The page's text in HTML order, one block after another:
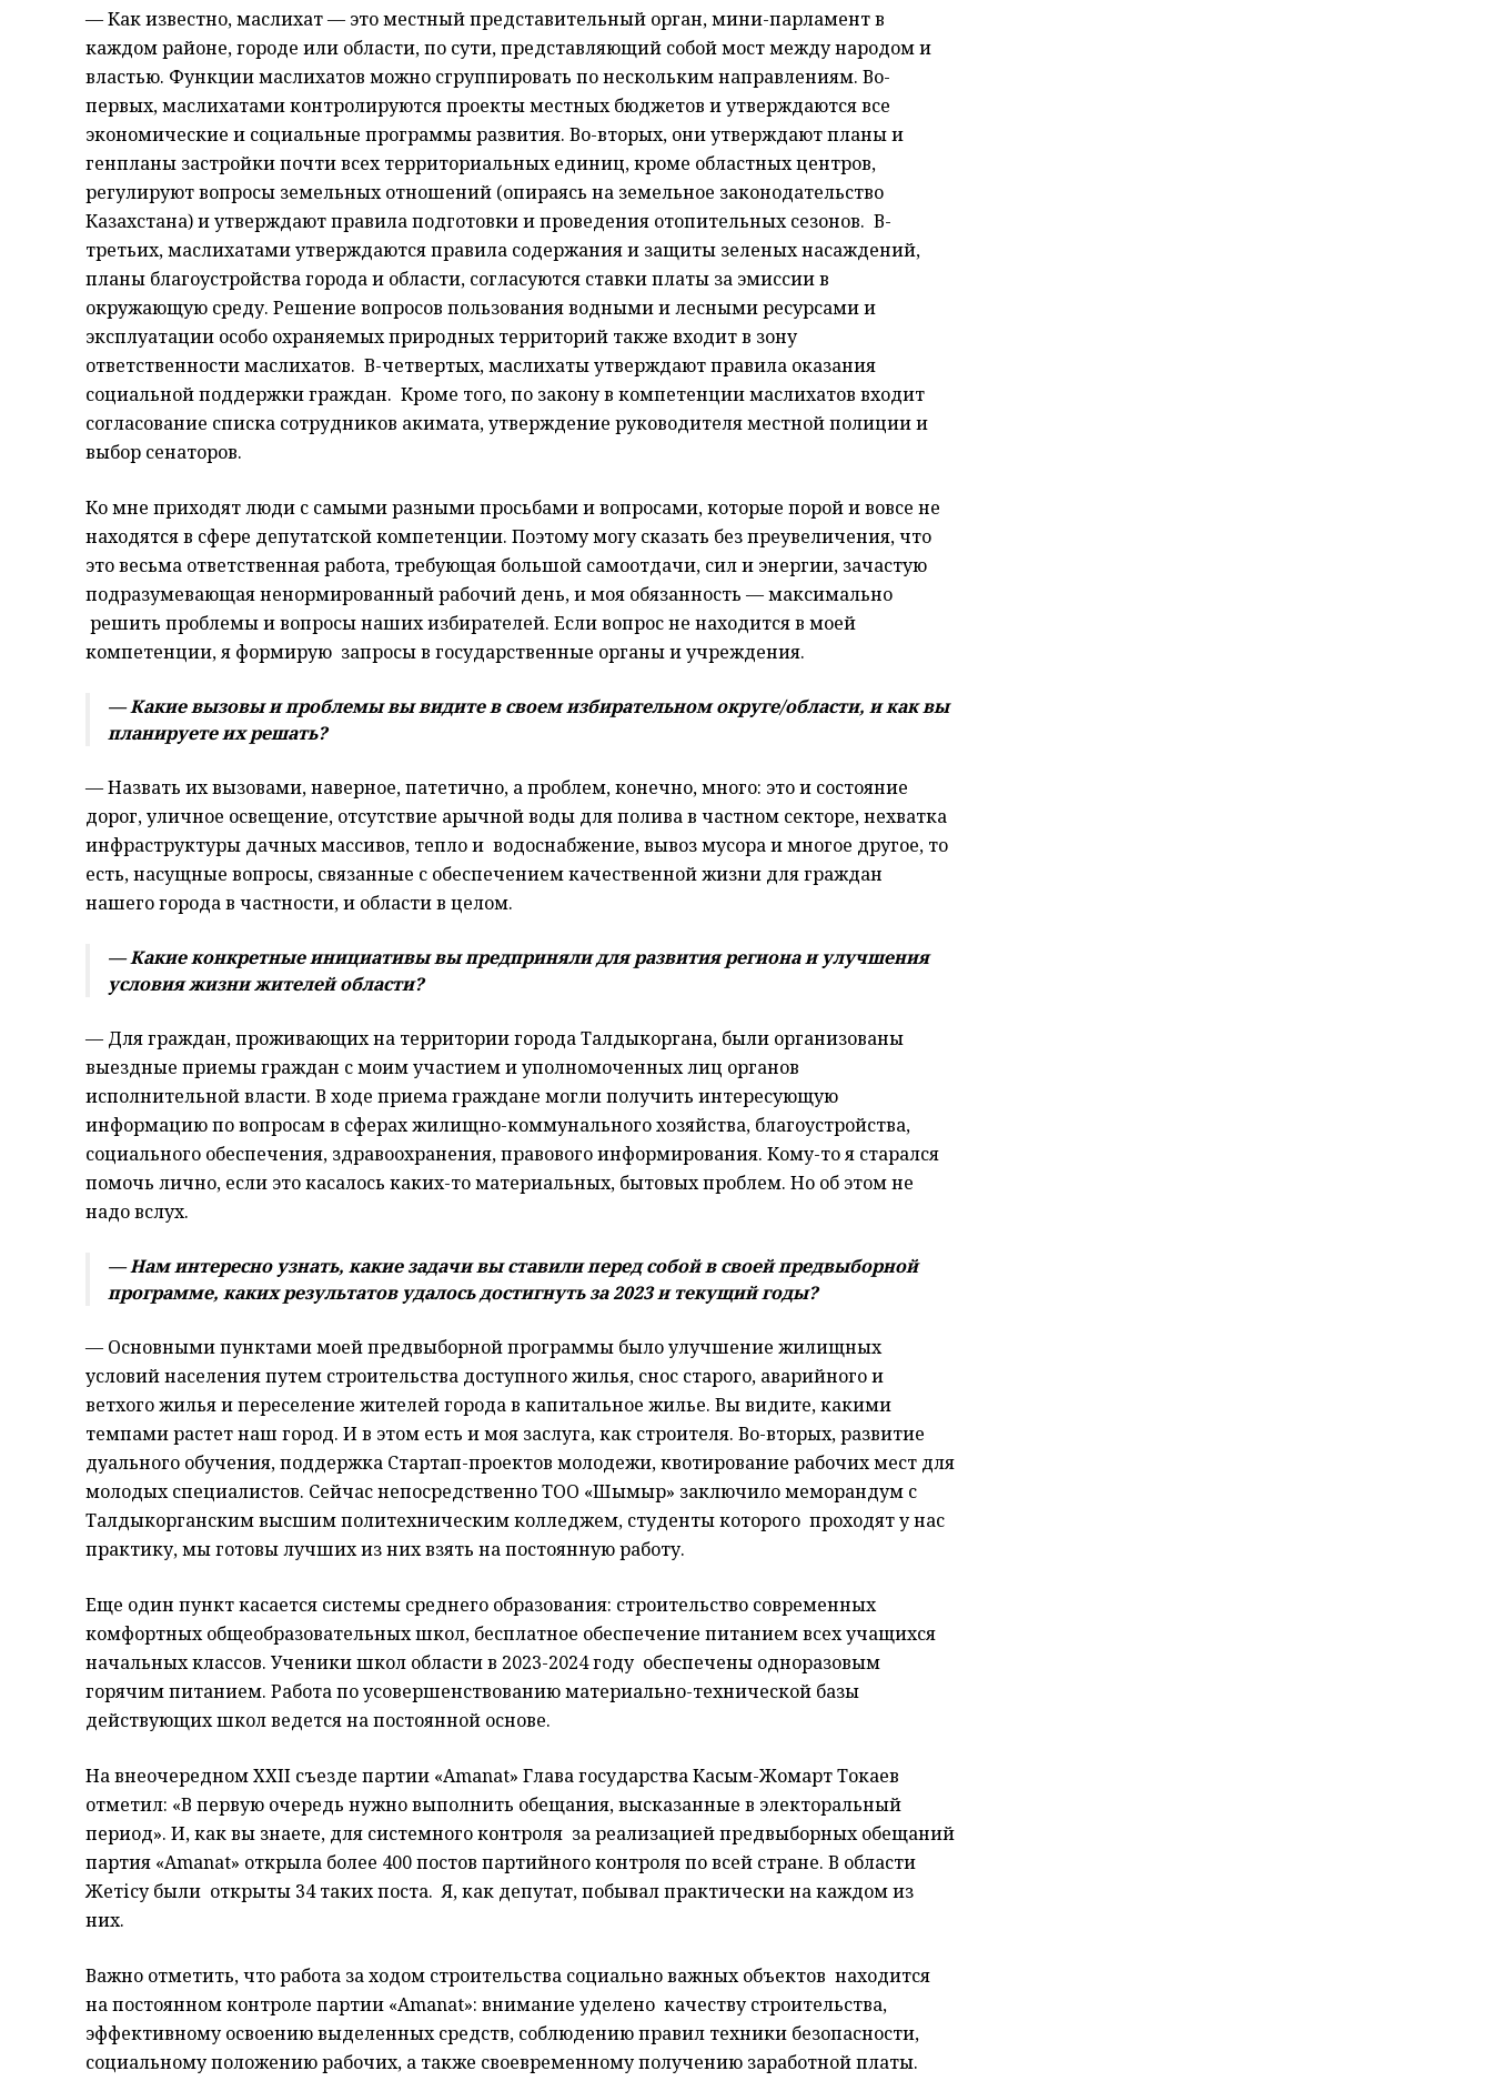
— Как известно, маслихат — это местный представительный орган, мини-парламент в
каждом районе, городе или области, по сути, представляющий собой мост между народом и
властью. Функции маслихатов можно сгруппировать по нескольким направлениям. Во-
первых, маслихатами контролируются проекты местных бюджетов и утверждаются все
экономические и социальные программы развития. Во-вторых, они утверждают планы и
генпланы застройки почти всех территориальных единиц, кроме областных центров,
регулируют вопросы земельных отношений (опираясь на земельное законодательство
Казахстана) и утверждают правила подготовки и проведения отопительных сезонов. В-
третьих, маслихатами утверждаются правила содержания и защиты зеленых насаждений,
планы благоустройства города и области, согласуются ставки платы за эмиссии в
окружающую среду. Решение вопросов пользования водными и лесными ресурсами и
эксплуатации особо охраняемых природных территорий также входит в зону
ответственности маслихатов. В-четвертых, маслихаты утверждают правила оказания
социальной поддержки граждан. Кроме того, по закону в компетенции маслихатов входит
согласование списка сотрудников акимата, утверждение руководителя местной полиции и
выбор сенаторов.
Ко мне приходят люди с самыми разными просьбами и вопросами, которые порой и вовсе не
находятся в сфере депутатской компетенции. Поэтому могу сказать без преувеличения, что
это весьма ответственная работа, требующая большой самоотдачи, сил и энергии, зачастую
подразумевающая ненормированный рабочий день, и моя обязанность — максимально
решить проблемы и вопросы наших избирателей. Если вопрос не находится в моей
компетенции, я формирую запросы в государственные органы и учреждения.
— Какие вызовы и проблемы вы видите в своем избирательном округе/области, и как вы
планируете их решать?
— Назвать их вызовами, наверное, патетично, а проблем, конечно, много: это и состояние
дорог, уличное освещение, отсутствие арычной воды для полива в частном секторе, нехватка
инфраструктуры дачных массивов, тепло и водоснабжение, вывоз мусора и многое другое, то
есть, насущные вопросы, связанные с обеспечением качественной жизни для граждан
нашего города в частности, и области в целом.
— Какие конкретные инициативы вы предприняли для развития региона и улучшения
условия жизни жителей области?
— Для граждан, проживающих на территории города Талдыкоргана, были организованы
выездные приемы граждан с моим участием и уполномоченных лиц органов
исполнительной власти. В ходе приема граждане могли получить интересующую
информацию по вопросам в сферах жилищно-коммунального хозяйства, благоустройства,
социального обеспечения, здравоохранения, правового информирования. Кому-то я старался
помочь лично, если это касалось каких-то материальных, бытовых проблем. Но об этом не
надо вслух.
— Нам интересно узнать, какие задачи вы ставили перед собой в своей предвыборной
программе, каких результатов удалось достигнуть за 2023 и текущий годы?
— Основными пунктами моей предвыборной программы было улучшение жилищных
условий населения путем строительства доступного жилья, снос старого, аварийного и
ветхого жилья и переселение жителей города в капитальное жилье. Вы видите, какими
темпами растет наш город. И в этом есть и моя заслуга, как строителя. Во-вторых, развитие
дуального обучения, поддержка Стартап-проектов молодежи, квотирование рабочих мест для
молодых специалистов. Сейчас непосредственно ТОО «Шымыр» заключило меморандум с
Талдыкорганским высшим политехническим колледжем, студенты которого проходят у нас
практику, мы готовы лучших из них взять на постоянную работу.
Еще один пункт касается системы среднего образования: строительство современных
комфортных общеобразовательных школ, бесплатное обеспечение питанием всех учащихся
начальных классов. Ученики школ области в 2023-2024 году обеспечены одноразовым
горячим питанием. Работа по усовершенствованию материально-технической базы
действующих школ ведется на постоянной основе.
На внеочередном ХХІІ съезде партии «Аmаnаt» Глава государства Касым-Жомарт Токаев
отметил: «В первую очередь нужно выполнить обещания, высказанные в электоральный
период». И, как вы знаете, для системного контроля за реализацией предвыборных обещаний
партия «Аmаnаt» открыла более 400 постов партийного контроля по всей стране. В области
Жетісу были открыты 34 таких поста. Я, как депутат, побывал практически на каждом из
них.
Важно отметить, что работа за ходом строительства социально важных объектов находится
на постоянном контроле партии «Аmаnаt»: внимание уделено качеству строительства,
эффективному освоению выделенных средств, соблюдению правил техники безопасности,
социальному положению рабочих, а также своевременному получению заработной платы.